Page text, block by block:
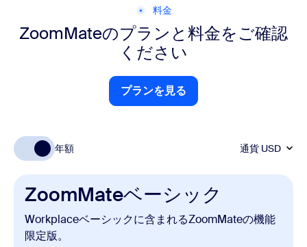
料金
ZoomMateのプランと料金をご確認
ください
プランを見る
プランを見る
年額 通貨 USD
ZoomMateベーシック
Workplaceベーシックに含まれるZoomMateの機能
限定版。